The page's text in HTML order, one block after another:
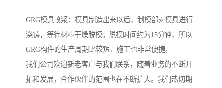
GRG模具喷浆：模具制造出来以后，制模部对模具进行
浇铸，等待材料干燥脱模。脱模时间约为15分钟，所以
GRG构件的生产周期比较短，施工也非常便捷。
我们公司欢迎新老客户与我们联系，随着业务的不断开
拓和发展，合作伙伴的范围也在不断扩大。我们热切期